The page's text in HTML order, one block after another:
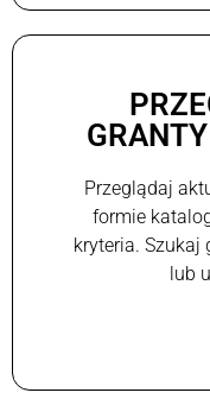
Przeglądaj
formie
kryteria. Szukaj
lub